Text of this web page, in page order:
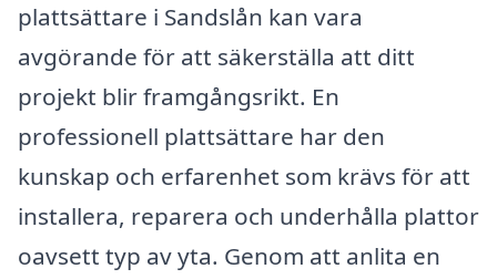
plattsättare i Sandslån kan vara
avgörande för att säkerställa att ditt
projekt blir framgångsrikt. En
professionell plattsättare har den
kunskap och erfarenhet som krävs för att
installera, reparera och underhålla plattor
oavsett typ av yta. Genom att anlita en